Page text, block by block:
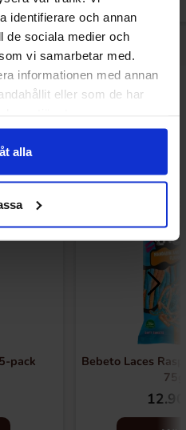
identifierare och annan
de sociala medier och
vi samarbetar med.
informationen med annan
eller som de har
alla
gillade
pack
Bebeto Laces
75g